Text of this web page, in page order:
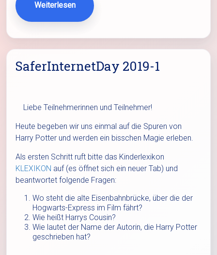
Weiterlesen
SaferInternetDay 2019-1
Liebe Teilnehmerinnen und Teilnehmer!
Heute begeben wir uns einmal auf die Spuren von
Harry Potter und werden ein bisschen Magie erleben.
Als ersten Schritt ruft bitte das Kinderlexikon
KLEXIKON auf (es öffnet sich ein neuer Tab) und
beantwortet folgende Fragen:
Wo steht die alte Eisenbahnbrücke, über die der
Hogwarts-Express im Film fährt?
Wie heißt Harrys Cousin?
Wie lautet der Name der Autorin, die Harry Potter
geschrieben hat?